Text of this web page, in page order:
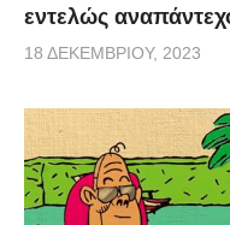
εντελώς
18 ΔΕΚΕΜΒΡΊΟΥ, 2023